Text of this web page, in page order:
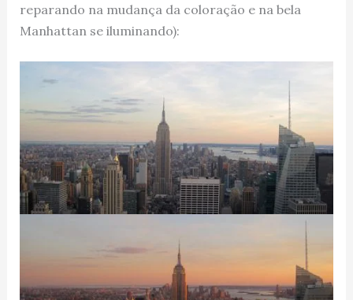
reparando na mudança da coloração e na bela
Manhattan se iluminando):